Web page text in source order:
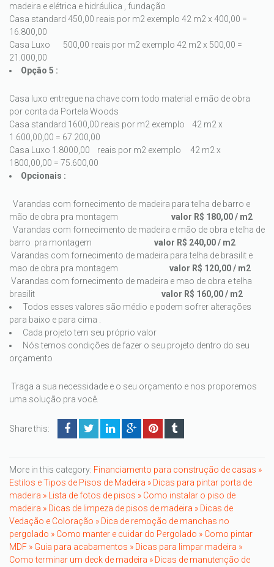
madeira e elétrica e hidráulica , fundação
Casa standard 450,00 reais por m2 exemplo 42 m2 x 400,00 =
16.800,00
Casa Luxo 500,00 reais por m2 exemplo 42 m2 x 500,00 =
21.000,00
Opção 5 :
Casa luxo entregue na chave com todo material e mão de obra
por conta da Portela Woods
Casa standard 1600,00 reais por m2 exemplo 42 m2 x
1.600,00,00 = 67.200,00
Casa Luxo 1.8000,00 reais por m2 exemplo 42 m2 x
1800,00,00 = 75.600,00
Opcionais :
Varandas com fornecimento de madeira para telha de barro e
mão de obra pra montagem valor R$ 180,00 / m2
Varandas com fornecimento de madeira e mão de obra e telha de
barro pra montagem valor R$ 240,00 / m2
Varandas com fornecimento de madeira para telha de brasilit e
mao de obra pra montagem valor R$ 120,00 / m2
Varandas com fornecimento de madeira e mao de obra e telha
brasilit valor R$ 160,00 / m2
Todos esses valores são médio e podem sofrer alterações
para baixo e para cima .
Cada projeto tem seu próprio valor
Nós temos condições de fazer o seu projeto dentro do seu
orçamento
Traga a sua necessidade e o seu orçamento e nos proporemos
uma solução pra você.
Share this:
More in this category: Financiamento para construção de casas »
Estilos e Tipos de Pisos de Madeira » Dicas para pintar porta de
madeira »
Lista de fotos de pisos » Como instalar o piso de
madeira » Dicas de limpeza de pisos de madeira » Dicas de
Vedação e Coloração » Dica de remoção de manchas no
pergolado » Como manter e cuidar do Pergolado » Como pintar
MDF » Guia para acabamentos » Dicas para limpar madeira »
Como terminar um deck de madeira » Dicas de manutenção de